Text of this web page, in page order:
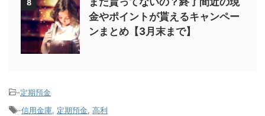
8
金やポイントが貰えるキャンペー
ンまとめ【3月末まで】
-定期預金
-信用金庫, 定期預金, 高利